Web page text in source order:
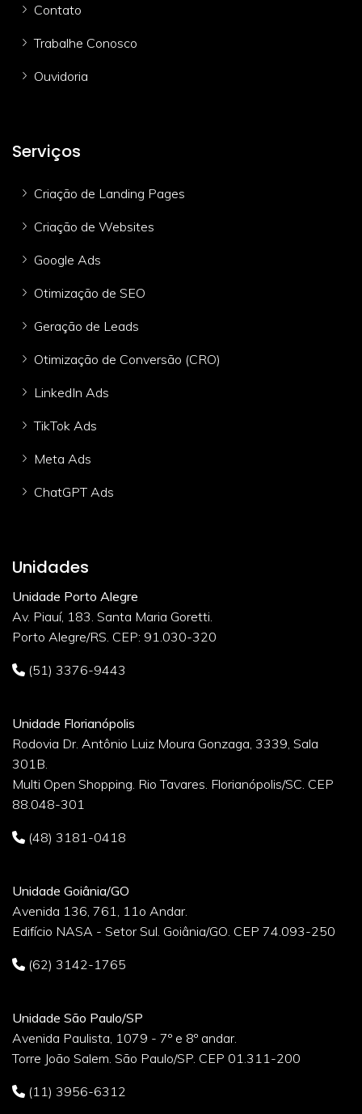
Contato
Trabalhe Conosco
Ouvidoria
Serviços
Criação de Landing Pages
Criação de Websites
Google Ads
Otimização de SEO
Geração de Leads
Otimização de Conversão (CRO)
LinkedIn Ads
TikTok Ads
Meta Ads
ChatGPT Ads
Unidades
Unidade Porto Alegre
Av. Piauí, 183. Santa Maria Goretti.
Porto Alegre/RS. CEP: 91.030-320
(51) 3376-9443
Unidade Florianópolis
Rodovia Dr. Antônio Luiz Moura Gonzaga, 3339, Sala
301B.
Multi Open Shopping. Rio Tavares. Florianópolis/SC. CEP
88.048-301
(48) 3181-0418
Unidade Goiânia/GO
Avenida 136, 761, 11o Andar.
Edifício NASA - Setor Sul. Goiânia/GO. CEP 74.093-250
(62) 3142-1765
Unidade São Paulo/SP
Avenida Paulista, 1079 - 7º e 8º andar.
Torre João Salem. São Paulo/SP. CEP 01.311-200
(11) 3956-6312